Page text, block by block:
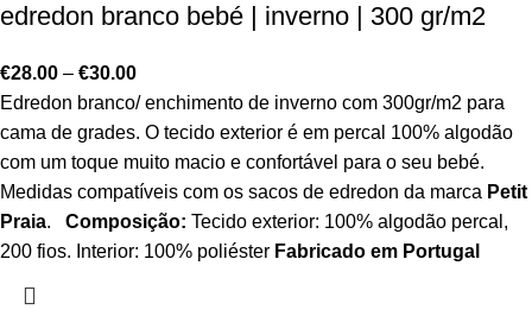
edredon branco bebé | inverno | 300 gr/m2
€28.00 – €30.00
Edredon branco/ enchimento de inverno com 300gr/m2 para
cama de grades. O tecido exterior é em percal 100% algodão
com um toque muito macio e confortável para o seu bebé.
Medidas compatíveis com os sacos de edredon da marca Petit
Praia. Composição: Tecido exterior: 100% algodão percal,
200 fios. Interior: 100% poliéster Fabricado em Portugal